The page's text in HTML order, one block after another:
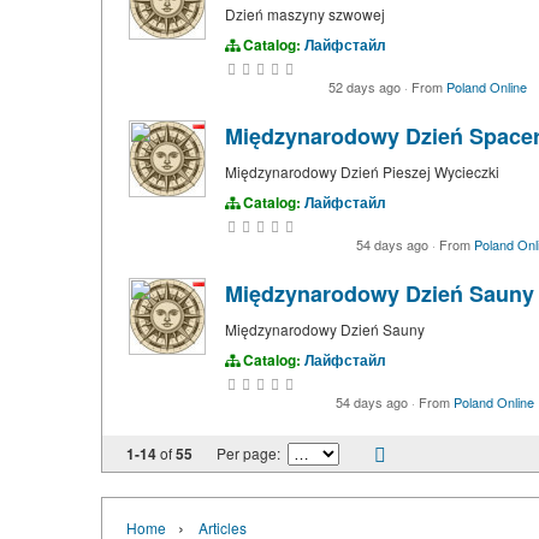
Dzień maszyny szwowej
Catalog: Лайфстайл
52 days ago · From Poland Online
Międzynarodowy Dzień
Międzynarodowy Dzień Pieszej Wycieczki
Catalog: Лайфстайл
54 days ago · From Poland
Międzynarodowy Dzień Sauny
Międzynarodowy Dzień Sauny
Catalog: Лайфстайл
54 days ago · From Poland Online
1-14of55 Per page:
Home › Articles